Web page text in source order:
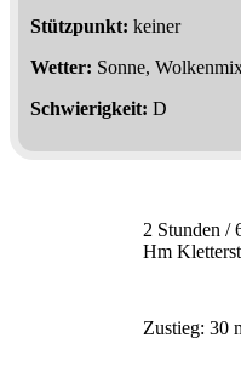
Stützpunkt: keiner
Wetter: Sonne,
Schwierigkeit: D
2 Stunden /
Hm
Zustieg: 30